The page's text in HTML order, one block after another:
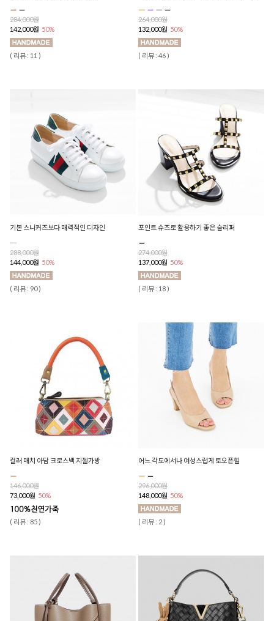
284,000원
142,000원 50%
( 리뷰 : 11 )
264,000원
132,000원 50%
( 리뷰 : 46 )
기본 스니커즈보다 매력적인 디자인
288,000원
144,000원 50%
( 리뷰 : 90 )
포인트 슈즈로 활용하기 좋은 슬리퍼
274,000원
137,000원 50%
( 리뷰 : 18 )
컬러 매치 아담 크로스백 지젤가방
146,000원
73,000원 50%
( 리뷰 : 85 )
어느 각도에서나 여성스럽게 토오픈힐
296,000원
148,000원 50%
( 리뷰 : 2 )